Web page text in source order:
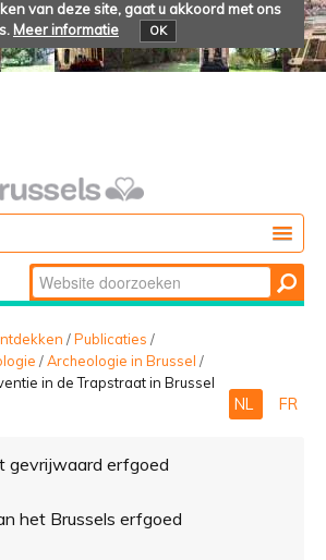
van deze site, gaat u akkoord met ons
Meer informatie OK
Zoek
Geavanceerd
zoeken...
/Publicaties /
/Archeologie in Brussel /
in de Trapstraat in Brussel
NL FR
gevrijwaard erfgoed
het Brussels erfgoed